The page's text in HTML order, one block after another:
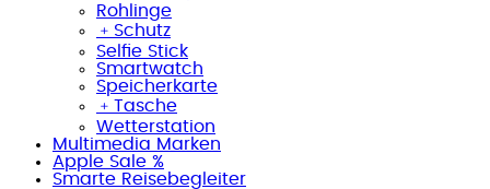
Rohlinge
﹢ Schutz
Selfie Stick
Smartwatch
Speicherkarte
﹢ Tasche
Wetterstation
Multimedia Marken
Apple Sale %
Smarte Reisebegleiter